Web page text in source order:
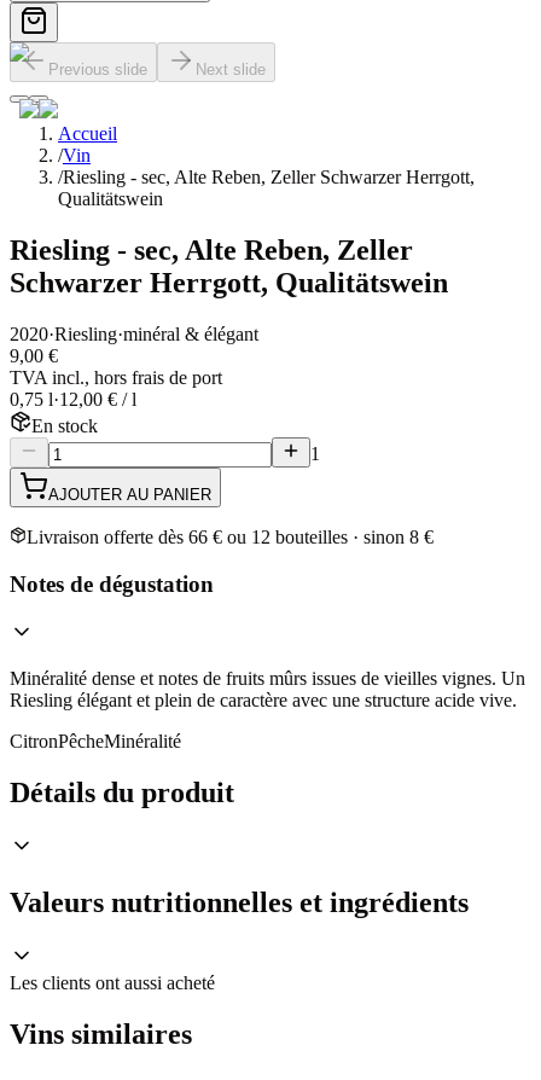
Previous slide Next slide
Accueil
/Vin
/Riesling - sec, Alte Reben, Zeller Schwarzer Herrgott,
Qualitätswein
Riesling - sec, Alte Reben, Zeller
Schwarzer Herrgott, Qualitätswein
2020·Riesling·minéral & élégant
9,00 €
TVA incl., hors frais de port
0,75 l·12,00 € / l
En stock
1
AJOUTER AU PANIER
Livraison offerte dès 66 € ou 12 bouteilles · sinon 8 €
Notes de dégustation
Minéralité dense et notes de fruits mûrs issues de vieilles vignes. Un
Riesling élégant et plein de caractère avec une structure acide vive.
CitronPêcheMinéralité
Détails du produit
Valeurs nutritionnelles et ingrédients
Les clients ont aussi acheté
Vins similaires